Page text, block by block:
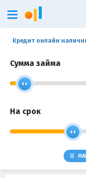
Кредит онлайн
Сумма займа
На срок